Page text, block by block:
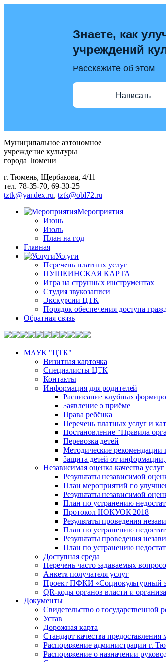
Знаете, как
учреждений
Расскажите об этом
Написать
Муниципальное автономное
учреждение культуры
города Тюмени
г. Тюмень, Щербакова, 4/11
тел. 78-35-70, 69-30-25
tztk@yandex.ru, tztk@obl72.ru
Мероприятия
Июнь
Июль
План на год
Главная
Услуги
Перечень платных услуг
ПУШКИНСКАЯ КАРТА
Игра на струнных инструментах
Студия звукозаписи
Экскурсии ЦТК
Порядок обеспечения доступа
Обратная связь
МАУК "ЦТК"
Визитная карточка
Специалисты ЦТК
Контакты
Информация для родителей
Расписание клубных
Заявление о приёме
Права ребёнка
Перечень платных услуг и
Постановление "Правила
Перевозка детей
Методические рекомендации
Защита детей от
Независимая оценка качества услуг
Результаты независимой
План мероприятий по
Результаты независимой
План по устранению
Протокол НОКУОК 2018
Результаты проведения
План по устранению
Результаты проведения
План по устранению
Доступная среда
Перечень часто задаваемых
Анкета получателя услуг
Проект ПФКИ «Социокультурный
QR-коды органов власти и
Документы
Свидетельство о государственной
Устав
Дорожная карта
Стандарт качества
Распоряжение администрации г.
Распоряжение о назначении